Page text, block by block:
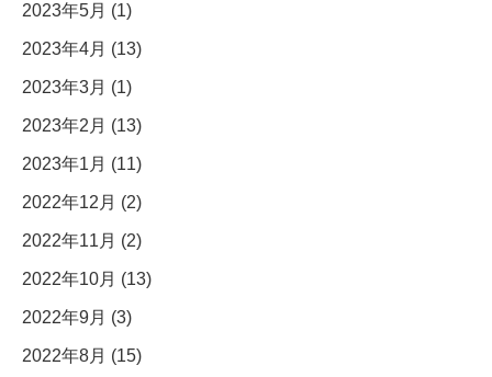
2023年5月 (1)
2023年4月 (13)
2023年3月 (1)
2023年2月 (13)
2023年1月 (11)
2022年12月 (2)
2022年11月 (2)
2022年10月 (13)
2022年9月 (3)
2022年8月 (15)